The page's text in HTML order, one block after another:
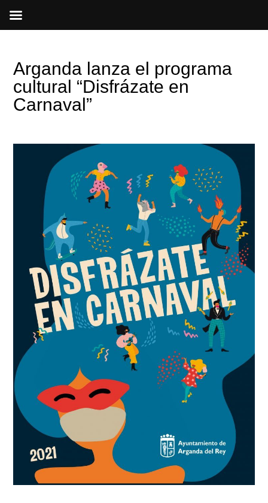
Arganda lanza el programa
cultural “Disfrázate en
Carnaval”